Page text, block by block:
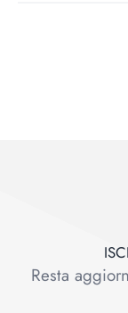
Resta